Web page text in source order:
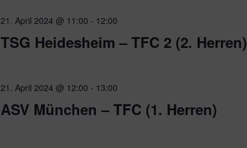
TSG Heidesheim – TFC 2 (2. Herren)
21. April 2024 @ 11:00 - 12:00
ASV München – TFC (1. Herren)
21. April 2024 @ 12:00 - 13:00